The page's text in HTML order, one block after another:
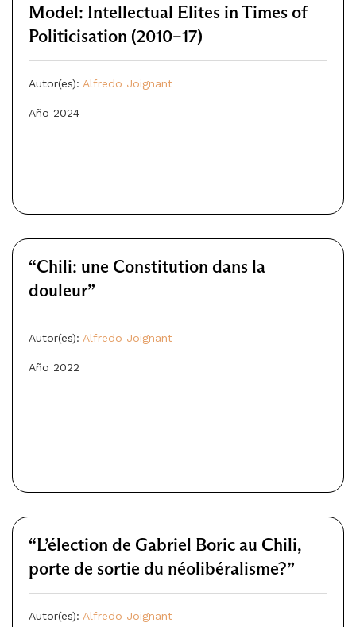
Model: Intellectual Elites in Times of
Politicisation (2010–17)
Autor(es): Alfredo Joignant
Año 2024
“Chili: une Constitution dans la
douleur”
Autor(es): Alfredo Joignant
Año 2022
“L’élection de Gabriel Boric au Chili,
porte de sortie du néolibéralisme?”
Autor(es): Alfredo Joignant